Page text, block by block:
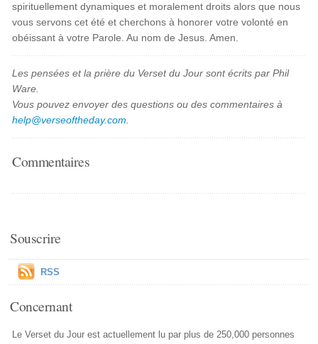
spirituellement dynamiques et moralement droits alors que nous
vous servons cet été et cherchons à honorer votre volonté en
obéissant à votre Parole. Au nom de Jesus. Amen.
Les pensées et la prière du Verset du Jour sont écrits par Phil
Ware.
Vous pouvez envoyer des questions ou des commentaires à
help@verseoftheday.com
Commentaires
Souscrire
RSS
Concernant
Le Verset du Jour est actuellement lu par plus de 250,000 personnes